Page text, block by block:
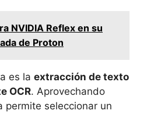
NVIDIA Reflex en su
de Proton
es la extracción de texto
OCR. Aprovechando
permite seleccionar un